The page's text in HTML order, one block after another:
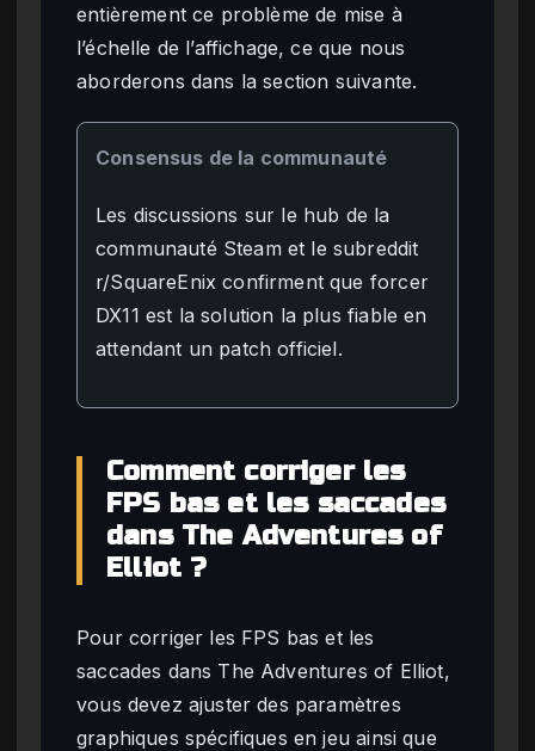
entièrement ce problème de mise à
l’échelle de l’affichage, ce que nous
aborderons dans la section suivante.
Consensus de la communauté
Les discussions sur le hub de la
communauté Steam et le subreddit
r/SquareEnix confirment que forcer
DX11 est la solution la plus fiable en
attendant un patch officiel.
Comment corriger les
FPS bas et les saccades
dans The Adventures of
Elliot ?
Pour corriger les FPS bas et les
saccades dans The Adventures of Elliot,
vous devez ajuster des paramètres
graphiques spécifiques en jeu ainsi que